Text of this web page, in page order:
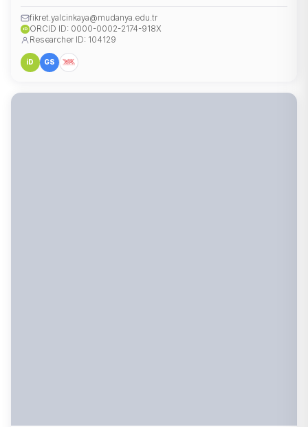
fikret.yalcinkaya@mudanya.edu.tr
iD ORCID ID: 0000-0002-2174-918X
Researcher ID: 104129
iD GS